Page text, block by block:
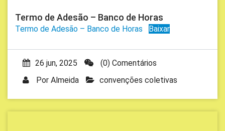
Termo de Adesão – Banco de Horas
Termo de Adesão – Banco de Horas Baixar
26 jun, 2025
(0) Comentários
Por Almeida convenções coletivas